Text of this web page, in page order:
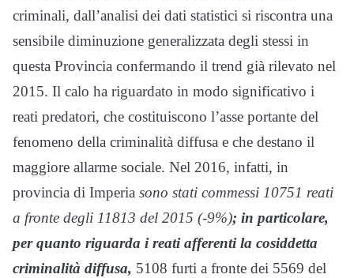
criminali, dall’analisi dei dati statistici si riscontra una
sensibile diminuzione generalizzata degli stessi in
questa Provincia confermando il trend già rilevato nel
2015. Il calo ha riguardato in modo significativo i
reati predatori, che costituiscono l’asse portante del
fenomeno della criminalità diffusa e che destano il
maggiore allarme sociale. Nel 2016, infatti, in
provincia di Imperia sono stati commessi 10751 reati
a fronte degli 11813 del 2015 (-9%); in particolare,
per quanto riguarda i reati afferenti la cosiddetta
criminalità diffusa, 5108 furti a fronte dei 5569 del